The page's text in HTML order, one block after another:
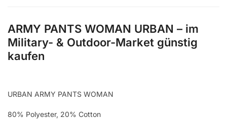
ARMY PANTS WOMAN URBAN – im
Military- & Outdoor-Market günstig
kaufen
URBAN ARMY PANTS WOMAN
80% Polyester, 20% Cotton